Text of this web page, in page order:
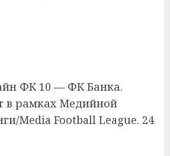
ФК 10 — ФК Банка.
в рамках Медийной
Media Football League. 24